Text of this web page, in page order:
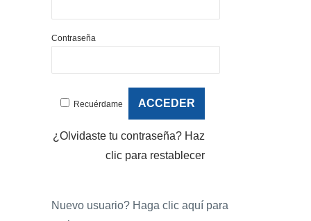
Contraseña
Recuérdame
¿Olvidaste tu contraseña? Haz
clic para restablecer
Nuevo usuario? Haga clic aquí para